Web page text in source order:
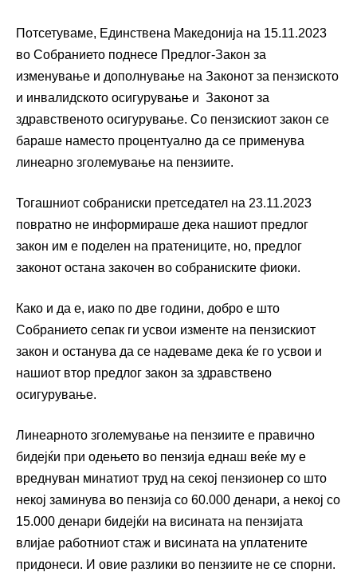
Потсетуваме, Единствена Македонија на 15.11.2023
во Собранието поднесе Предлог-Закон за
изменување и дополнување на Законот за пензиското
и инвалидското осигурување и Законот за
здравственото осигурување. Со пензискиот закон се
бараше наместо процентуално да се применува
линеарно зголемување на пензиите.
Тогашниот собраниски претседател на 23.11.2023
повратно не информираше дека нашиот предлог
закон им е поделен на пратениците, но, предлог
законот остана закочен во собраниските фиоки.
Како и да е, иако по две години, добро е што
Собранието сепак ги усвои изменте на пензискиот
закон и останува да се надеваме дека ќе го усвои и
нашиот втор предлог закон за здравствено
осигурување.
Линеарното зголемување на пензиите е правично
бидејќи при одењето во пензија еднаш веќе му е
вреднуван минатиот труд на секој пензионер со што
некој заминува во пензија со 60.000 денари, а некој со
15.000 денари бидејќи на висината на пензијата
влијае работниот стаж и висината на уплатените
придонеси. И овие разлики во пензиите не се спорни.